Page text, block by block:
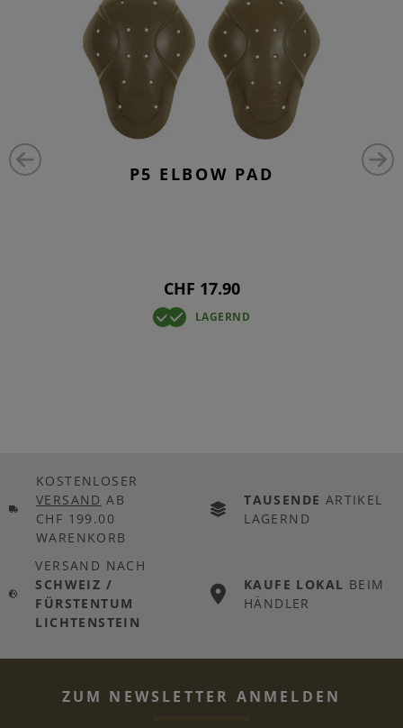
P5 ELBOW PAD
CHF 17.90
LAGERND
KOSTENLOSER
VERSAND AB
CHF 199.00
WARENKORB
TAUSENDE ARTIKEL
LAGERND
VERSAND NACH
SCHWEIZ /
FÜRSTENTUM
LICHTENSTEIN
KAUFE LOKAL BEIM
HÄNDLER
ZUM NEWSLETTER ANMELDEN